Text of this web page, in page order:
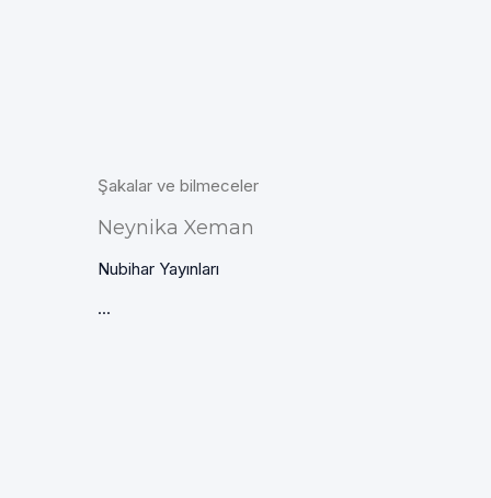
Şakalar ve bilmeceler
Neynika Xeman
Nubihar Yayınları
...